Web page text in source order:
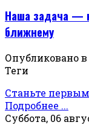
Наша задача —
ближнему
Опубликовано в
Теги
Станьте
Подробнее ...
Суббота, 06